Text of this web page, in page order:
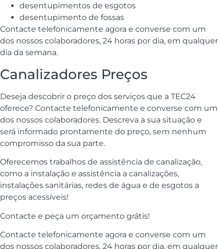
desentupimentos de esgotos
desentupimento de fossas
Contacte telefonicamente agora e converse com um
dos nossos colaboradores, 24 horas por dia, em qualquer
dia da semana.
Canalizadores Preços
Deseja descobrir o preço dos serviços que a TEC24
oferece? Contacte telefonicamente e converse com um
dos nossos colaboradores. Descreva a sua situação e
será informado prontamente do preço, sem nenhum
compromisso da sua parte.
Oferecemos trabalhos de assistência de canalização,
como a instalação e assistência a canalizações,
instalações sanitárias, redes de água e de esgotos a
preços acessíveis!
Contacte e peça um orçamento grátis!
Contacte telefonicamente agora e converse com um
dos nossos colaboradores, 24 horas por dia, em qualquer